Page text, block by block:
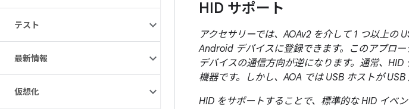
テスト
最新情報
仮想化
HID サポート
アクセサリーでは、AOAv2 を介して 1 つ以上の
Android デバイスに登録できます。このアプロ
デバイスの通信方向が逆になります。通常、
機器です。しかし、AOA では USB ホストが
HID をサポートすることで、標準的な HID イベ